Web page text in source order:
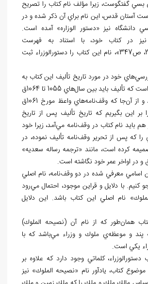
بسي گفتگوست، زيرا مؤلف نام كتاب را تصريح
آستان قدس، اين نام براي آن ذكر شده و در
نيز «دستور الوزاره» آمده است.
در كتاب خود، با استناد به فهرست
الرضويه، ج2، ص347»، نام اين كتاب را دستورالوزراء ثبت
هاي خود در مورد تاريخ تأليف اين كتاب به
كه تأليف بايد بين سال
هاي 1055 تا 1064ق
از آنجا كه وقفنامه
هاي واعظ مورخ 1061ق
اين بگيريم كه تاريخ تأليف پس از تاريخ
هم بايد نام كتاب در وقفنامه ميآمد، زيرا خود
را كه پس از تحرير وقفنامه تأليف نموده، در
کرده است، مانند «ترجمه رساله سعديه»
اسامي معرفي شده در دو وقفنامه، نام اصلي
كنيم. با دلايل و قراين موجود، احتمال ميرود
نام اصلي اين كتاب باشد. اين دلايل
طور كه از نام آن (نصيحه الملوك)
پند و موعظهي ملوك و وزراء ميباشد كه با
يكي است.
دستورالوزراء، كلماتي وجود دارد كه علاوه بر
كتاب، يادآور نام «نصيحه الملوك» نيز